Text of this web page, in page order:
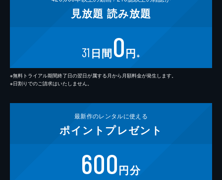
見放題 読み放題
31 日間0円 ※
※無料トライアル期間終了日の翌日が属する月から月額料金が発生します。
※日割りでのご請求はいたしません。
最新作のレンタルに使える
ポイント プレゼント
600円分